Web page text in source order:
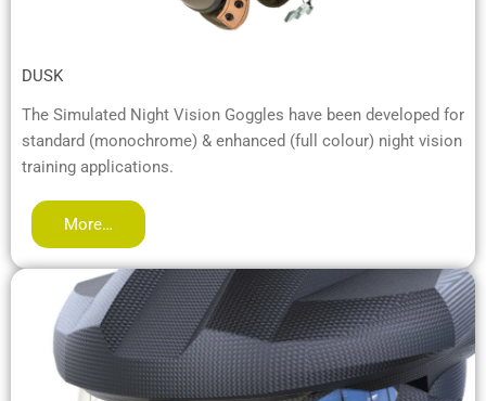
DUSK
The Simulated Night Vision Goggles have been developed for
standard (monochrome) & enhanced (full colour) night vision
training applications.
More…